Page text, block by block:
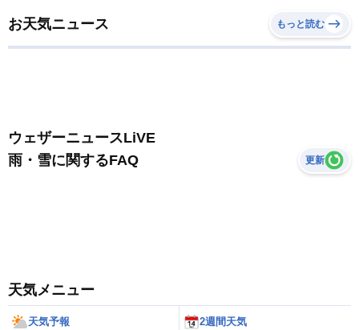
お天気ニュース もっと読む
ウェザーニュースLiVE
雨・雪に関するFAQ
更新
天気メニュー
天気予報 2週間天気